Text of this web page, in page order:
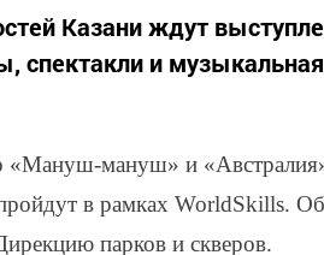
Казани ждут
спектакли и
мануш» и
в рамках WorldSkills.
парков и скверов.